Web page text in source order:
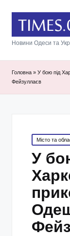
Новини Одеси та
Головна » У бою під
Фейзуллаєв
Posted
in
Місто та
У